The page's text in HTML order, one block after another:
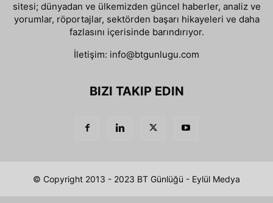
sitesi; dünyadan ve ülkemizden güncel haberler, analiz ve
yorumlar, röportajlar, sektörden başarı hikayeleri ve daha
fazlasını içerisinde barındırıyor.
İletişim: info@btgunlugu.com
BIZI TAKIP EDIN
© Copyright 2013 - 2023 BT Günlüğü - Eylül Medya